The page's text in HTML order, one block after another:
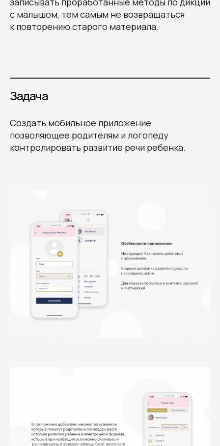
с малышом, тем самым не возвращаться
к повторению старого материала.
Задача
Создать мобильное приложение
позволяющее родителям и логопеду
контролировать развитие речи ребенка.